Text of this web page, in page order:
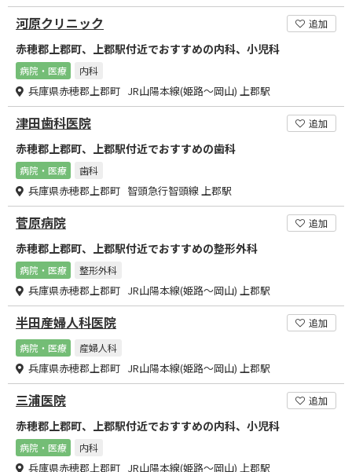
河原クリニック 追加
赤穂郡上郡町、上郡駅付近でおすすめの内科、小児科
病院・医療 内科
兵庫県赤穂郡上郡町 JR山陽本線(姫路～岡山) 上郡駅
津田歯科医院 追加
赤穂郡上郡町、上郡駅付近でおすすめの歯科
病院・医療 歯科
兵庫県赤穂郡上郡町 智頭急行智頭線 上郡駅
菅原病院 追加
赤穂郡上郡町、上郡駅付近でおすすめの整形外科
病院・医療 整形外科
兵庫県赤穂郡上郡町 JR山陽本線(姫路～岡山) 上郡駅
半田産婦人科医院
追加
病院・医療
産婦人科
兵庫県赤穂郡上郡町 JR山陽本線(姫路～岡山) 上郡駅
三浦医院 追加
赤穂郡上郡町、上郡駅付近でおすすめの内科、小児科
病院・医療 内科
兵庫県赤穂郡上郡町 JR山陽本線(姫路～岡山) 上郡駅